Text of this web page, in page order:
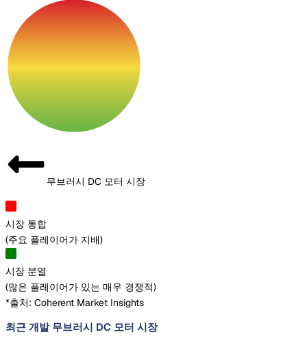
무브러시 DC 모터 시장
시장 통합
(주요 플레이어가 지배)
시장 분열
(많은 플레이어가 있는 매우 경쟁적)
*출처: Coherent Market Insights
최근 개발 무브러시 DC 모터 시장